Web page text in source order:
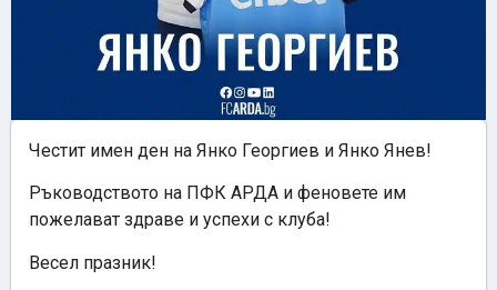
Честит имен ден на Янко Георгиев и Янко Янев!
Ръководството на ПФК АРДА и феновете им
пожелават здраве и успехи с клуба!
Весел празник!